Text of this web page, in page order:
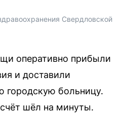
Свердловской
оперативно прибыли
и доставили
больницу.
шёл на минуты.